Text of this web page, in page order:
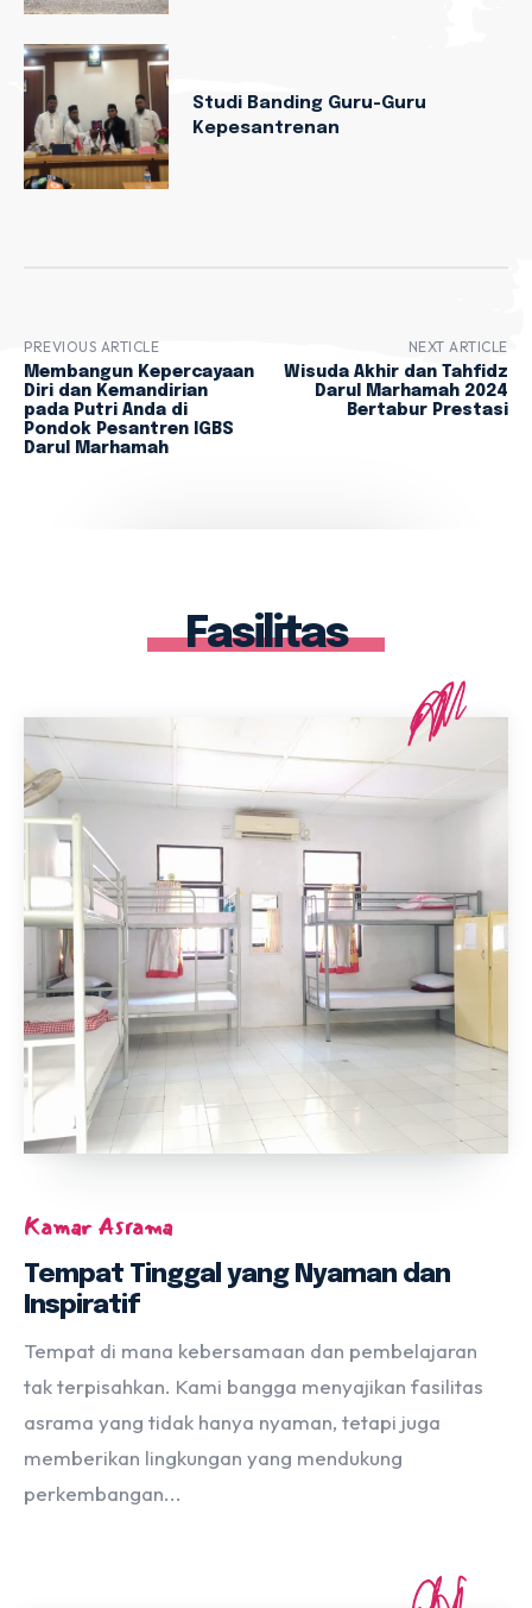
Studi Banding Guru-Guru
Kepesantrenan
PREVIOUS ARTICLE
Membangun Kepercayaan
Diri dan Kemandirian
pada Putri Anda di
Pondok Pesantren IGBS
Darul Marhamah
NEXT ARTICLE
Wisuda Akhir dan Tahfidz
Darul Marhamah 2024
Bertabur Prestasi
Fasilitas
Kamar Asrama
Tempat Tinggal yang Nyaman dan
Inspiratif
Tempat di mana kebersamaan dan pembelajaran
tak terpisahkan. Kami bangga menyajikan fasilitas
asrama yang tidak hanya nyaman, tetapi juga
memberikan lingkungan yang mendukung
perkembangan...